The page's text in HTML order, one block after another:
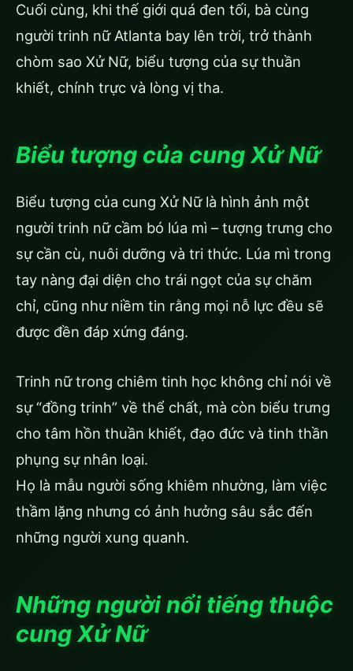
Cuối cùng, khi thế giới quá đen tối, bà cùng
người trinh nữ Atlanta bay lên trời, trở thành
chòm sao Xử Nữ, biểu tượng của sự thuần
khiết, chính trực và lòng vị tha.
Biểu tượng của cung Xử Nữ
Biểu tượng của cung Xử Nữ là hình ảnh một
người trinh nữ cầm bó lúa mì – tượng trưng cho
sự cần cù, nuôi dưỡng và tri thức. Lúa mì trong
tay nàng đại diện cho trái ngọt của sự chăm
chỉ, cũng như niềm tin rằng mọi nỗ lực đều sẽ
được đền đáp xứng đáng.
Trinh nữ trong chiêm tinh học không chỉ nói về
sự “đồng trinh” về thể chất, mà còn biểu trưng
cho tâm hồn thuần khiết, đạo đức và tinh thần
phụng sự nhân loại.
Họ là mẫu người sống khiêm nhường, làm việc
thầm lặng nhưng có ảnh hưởng sâu sắc đến
những người xung quanh.
Những người nổi tiếng thuộc
cung Xử Nữ